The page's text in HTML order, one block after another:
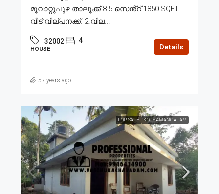
മൂവാറ്റുപുഴ താലൂക്ക് 8.5 സെൻ്റ് 1850 SQFT
വീട് വില്പനക്ക്. 2.വില...
32002 4
HOUSE Details
57 years ago
FOR SALE KOTHAMANGALAM